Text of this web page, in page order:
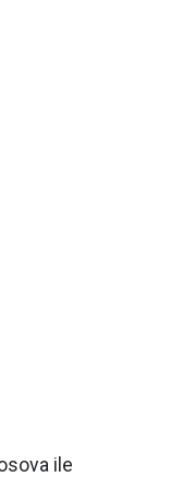
ile